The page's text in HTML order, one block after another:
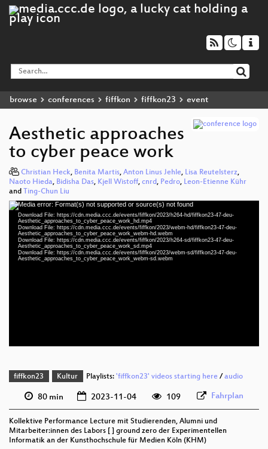
browse conferences fiffkon fiffkon23 event
Aesthetic approaches
to cyber peace work
Christian Heck, Benita Martis, Anton Linus Jehle, Lisa Reutelsterz,
Naoto Hieda, Bidisha Das, Kjell Wistoff, cnrd, Pedro, Leon-Etienne Kühr
and Ting-Chun Liu
Video
Player
Media error: Format(s) not supported or source(s) not found
Download File: https://cdn.media.ccc.de/events/fiffkon/2023/h264-hd/fiffkon23-47-deu-
Aesthetic_approaches_to_cyber_peace_work_hd.mp4
Download File: https://cdn.media.ccc.de/events/fiffkon/2023/webm-hd/fiffkon23-47-deu-
Aesthetic_approaches_to_cyber_peace_work_webm-hd.webm
Download File: https://cdn.media.ccc.de/events/fiffkon/2023/h264-sd/fiffkon23-47-deu-
Aesthetic_approaches_to_cyber_peace_work_sd.mp4
Download File: https://cdn.media.ccc.de/events/fiffkon/2023/webm-sd/fiffkon23-47-deu-
Aesthetic_approaches_to_cyber_peace_work_webm-sd.webm
fiffkon23 Kultur Playlists: 'fiffkon23' videos starting here/ audio
80 min 2023-11-04 109 Fahrplan
Kollektive Performance Lecture mit Studierenden, Alumni und
Mitarbeiter:innen des Labors [ ] ground zero der Experimentellen
Informatik an der Kunsthochschule für Medien Köln (KHM)